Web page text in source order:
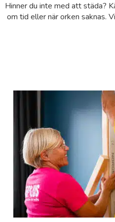
Hinner du inte med att städa?
om tid eller när orken saknas.